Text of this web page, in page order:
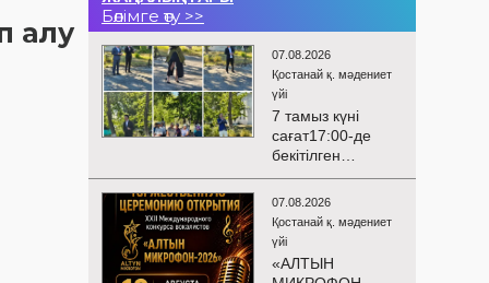
алу
Бөлімге өту >>
07.08.2026
Қостанай қ. мәдениет
үйі
7 тамыз күні
сағат17:00-де
бекітілген
жоспарға және
KPI
көрсеткіштерін
орындау аясында
«Таза Қазақстан»
экологиялық
07.08.2026
Қостанай қ. мәдениет
үйі
«АЛТЫН